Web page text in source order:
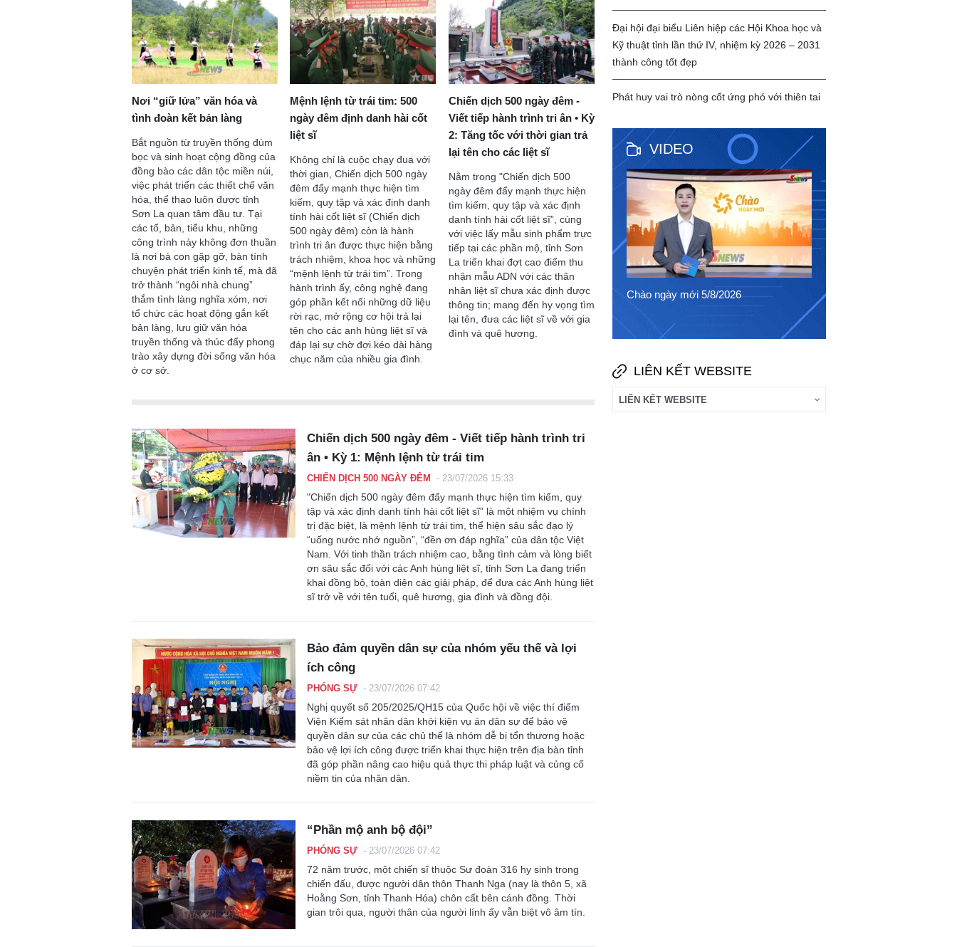
Nơi “giữ lửa” văn hóa và
tình đoàn kết bản làng
Bắt nguồn từ truyền thống đùm
bọc và sinh hoạt cộng đồng của
đồng bào các dân tộc miền núi,
việc phát triển các thiết chế văn
hóa, thể thao luôn được tỉnh
Sơn La quan tâm đầu tư. Tại
các tổ, bản, tiểu khu, những
công trình này không đơn thuần
là nơi bà con gặp gỡ, bàn tính
chuyện phát triển kinh tế, mà đã
trở thành “ngôi nhà chung”
thắm tình làng nghĩa xóm, nơi
tổ chức các hoạt động gắn kết
bản làng, lưu giữ văn hóa
truyền thống và thúc đẩy phong
trào xây dựng đời sống văn hóa
ở cơ sở.
Mệnh lệnh từ trái tim: 500
ngày đêm định danh hài cốt
liệt sĩ
Không chỉ là cuộc chạy đua với
thời gian, Chiến dịch 500 ngày
đêm đẩy mạnh thực hiện tìm
kiếm, quy tập và xác định danh
tính hài cốt liệt sĩ (Chiến dịch
500 ngày đêm) còn là hành
trình tri ân được thực hiện bằng
trách nhiệm, khoa học và những
“mệnh lệnh từ trái tim”. Trong
hành trình ấy, công nghệ đang
góp phần kết nối những dữ liệu
rời rạc, mở rộng cơ hội trả lại
tên cho các anh hùng liệt sĩ và
đáp lại sự chờ đợi kéo dài hàng
chục năm của nhiều gia đình.
Chiến dịch 500 ngày đêm -
Viết tiếp hành trình tri ân • Kỳ
2: Tăng tốc với thời gian trả
lại tên cho các liệt sĩ
Nằm trong "Chiến dịch 500
ngày đêm đẩy mạnh thực hiện
tìm kiếm, quy tập và xác định
danh tính hài cốt liệt sĩ”, cùng
với việc lấy mẫu sinh phẩm trực
tiếp tại các phần mộ, tỉnh Sơn
La triển khai đợt cao điểm thu
nhận mẫu ADN với các thân
nhân liệt sĩ chưa xác định được
thông tin; mang đến hy vọng tìm
lại tên, đưa các liệt sĩ về với gia
đình và quê hương.
Chiến dịch 500 ngày đêm - Viết tiếp hành trình tri
ân • Kỳ 1: Mệnh lệnh từ trái tim
-
CHIẾN DỊCH 500 NGÀY ĐÊM 23/07/2026 15:33
"Chiến dịch 500 ngày đêm đẩy mạnh thực hiện tìm kiếm, quy
tập và xác định danh tính hài cốt liệt sĩ” là một nhiệm vụ chính
trị đặc biệt, là mệnh lệnh từ trái tim, thể hiện sâu sắc đạo lý
“uống nước nhớ nguồn”, “đền ơn đáp nghĩa” của dân tộc Việt
Nam. Với tinh thần trách nhiệm cao, bằng tình cảm và lòng biết
ơn sâu sắc đối với các Anh hùng liệt sĩ, tỉnh Sơn La đang triển
khai đồng bộ, toàn diện các giải pháp, để đưa các Anh hùng liệt
sĩ trở về với tên tuổi, quê hương, gia đình và đồng đội.
Bảo đảm quyền dân sự của nhóm yếu thế và lợi
ích công
-
PHÓNG SỰ 23/07/2026 07:42
Nghị quyết số 205/2025/QH15 của Quốc hội về việc thí điểm
Viện Kiểm sát nhân dân khởi kiện vụ án dân sự để bảo vệ
quyền dân sự của các chủ thể là nhóm dễ bị tổn thương hoặc
bảo vệ lợi ích công được triển khai thực hiện trên địa bàn tỉnh
đã góp phần nâng cao hiệu quả thực thi pháp luật và củng cố
niềm tin của nhân dân.
“Phần mộ anh bộ đội”
-
PHÓNG SỰ 23/07/2026 07:42
72 năm trước, một chiến sĩ thuộc Sư đoàn 316 hy sinh trong
chiến đấu, được người dân thôn Thanh Nga (nay là thôn 5, xã
Hoằng Sơn, tỉnh Thanh Hóa) chôn cất bên cánh đồng. Thời
gian trôi qua, người thân của người lính ấy vẫn biệt vô âm tín.
Đại hội đại biểu Liên hiệp các Hội Khoa học và
Kỹ thuật tỉnh lần thứ IV, nhiệm kỳ 2026 – 2031
thành công tốt đẹp
Phát huy vai trò nòng cốt ứng phó với thiên tai
VIDEO
Chào ngày mới 1/8/2026 Chào ngày mới 31/7/2026
Chào ngày mới 6/8/2026 Chào ngày mới 5/8/2026
Chào ngày mới 4/8/2026
LIÊN KẾT WEBSITE